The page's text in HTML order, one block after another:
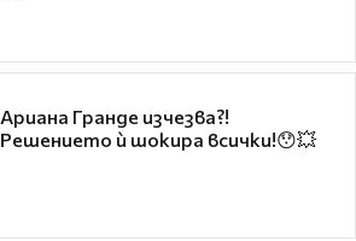
Ариана Гранде изчезва?!
Решението ѝ шокира всички!😯💥